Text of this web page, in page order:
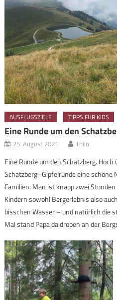
AUSFLUGSZIELE TIPPS FÜR KIDS
Eine Runde um den
25. August 2021 Thilo
Eine Runde um den Schatzberg.
Schatzberg–Gipfelrunde eine
Familien. Man ist knapp zwei
Kindern sowohl Bergerlebnis also
bisschen Wasser – und natürlich die
Mal stand Papa da droben an der